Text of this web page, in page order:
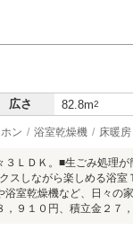
広さ 82.8m2
ン 浴室乾燥機 床暖房
３ＬＤＫ。■生ごみ処理
スしながら楽しめる浴
浴室乾燥機など、日々の
，９１０円、積立金２７